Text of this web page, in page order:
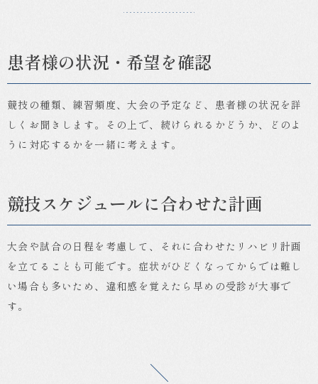
患者様の状況・希望を確認
競技の種類、練習頻度、大会の予定など、患者様の状況を詳
しくお聞きします。その上で、続けられるかどうか、どのよ
うに対応するかを一緒に考えます。
競技スケジュールに合わせた計画
大会や試合の日程を考慮して、それに合わせたリハビリ計画
を立てることも可能です。症状がひどくなってからでは難し
い場合も多いため、違和感を覚えたら早めの受診が大事で
す。